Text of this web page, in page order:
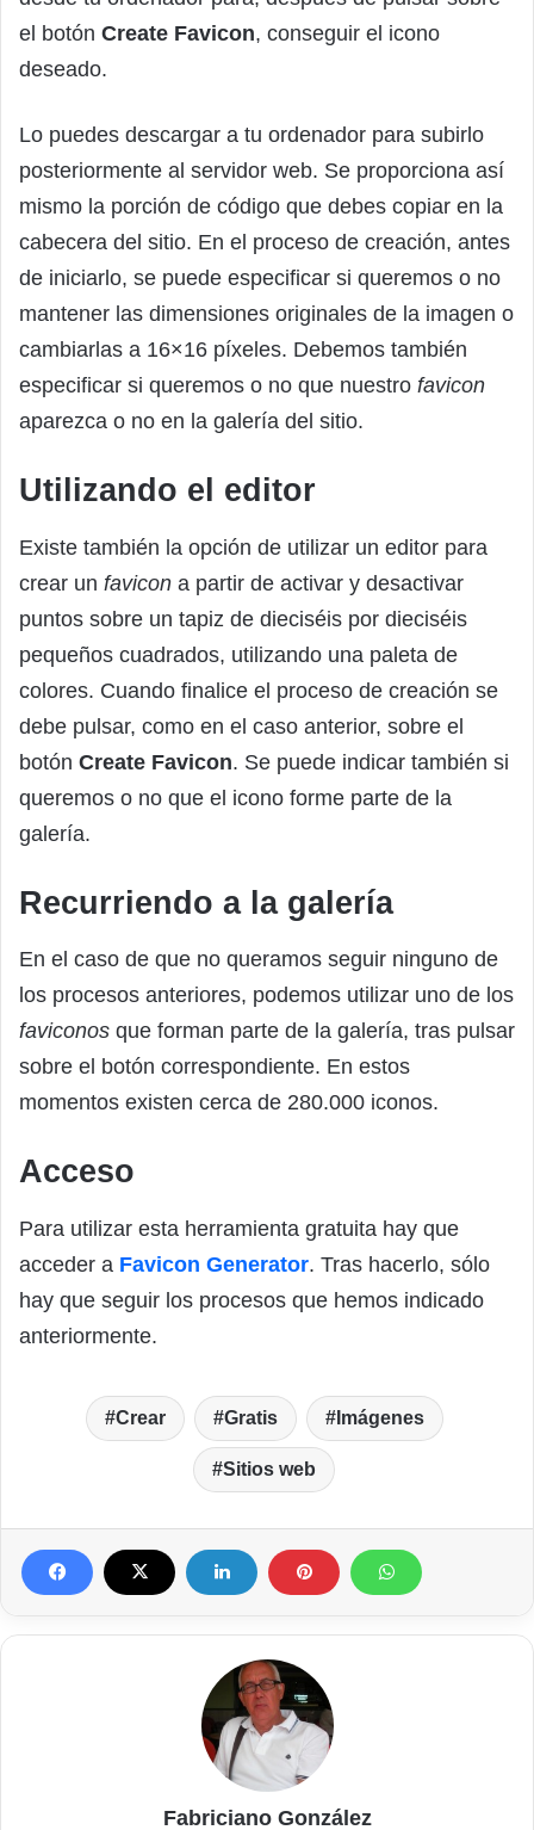
el botón Create Favicon, conseguir el icono
deseado.
Lo puedes descargar a tu ordenador para subirlo
posteriormente al servidor web. Se proporciona así
mismo la porción de código que debes copiar en la
cabecera del sitio. En el proceso de creación, antes
de iniciarlo, se puede especificar si queremos o no
mantener las dimensiones originales de la imagen o
cambiarlas a 16×16 píxeles. Debemos también
especificar si queremos o no que nuestro favicon
aparezca o no en la galería del sitio.
Utilizando el editor
Existe también la opción de utilizar un editor para
crear un favicon a partir de activar y desactivar
puntos sobre un tapiz de dieciséis por dieciséis
pequeños cuadrados, utilizando una paleta de
colores. Cuando finalice el proceso de creación se
debe pulsar, como en el caso anterior, sobre el
botón Create Favicon. Se puede indicar también si
queremos o no que el icono forme parte de la
galería.
Recurriendo a la galería
En el caso de que no queramos seguir ninguno de
los procesos anteriores, podemos utilizar uno de los
faviconos que forman parte de la galería, tras pulsar
sobre el botón correspondiente. En estos
momentos existen cerca de 280.000 iconos.
Acceso
Para utilizar esta herramienta gratuita hay que
acceder a Favicon Generator. Tras hacerlo, sólo
hay que seguir los procesos que hemos indicado
anteriormente.
Crear Gratis Imágenes
Sitios web
Fabriciano González